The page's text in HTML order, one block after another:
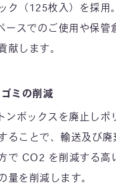
ク（125枚入）を採用。
ースでのご使用や保管
献します。
ミの削減
ンボックスを廃止しポ
ることで、輸送及び廃
で CO2 を削減する高
量を削減します。